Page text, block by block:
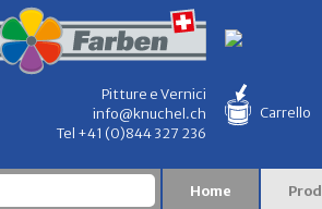
Pitture e Vernici
info@knuchel.ch
Tel +41 (0)844 327 236
Carrello
Home